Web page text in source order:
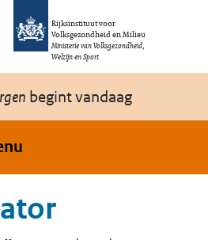
gaan
Rijksinstituut voor
Volksgezondheid en Milieu
Ministerie van Volksgezondheid,
Welzijn en Sport
begint vandaag